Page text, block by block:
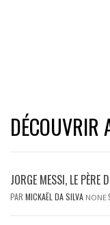
DÉCOUVRIR
JORGE MESSI, LE PÈRE
PAR MICKAËL DA SILVA NONE